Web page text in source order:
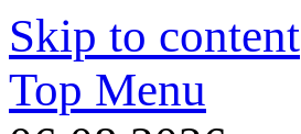
Skip to content
Top Menu